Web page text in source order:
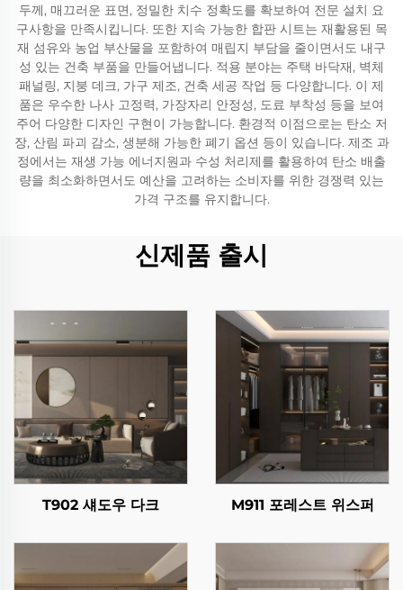
두께, 매끄러운 표면, 정밀한 치수 정확도를 확보하여 전문 설치 요
구사항을 만족시킵니다. 또한 지속 가능한 합판 시트는 재활용된 목
재 섬유와 농업 부산물을 포함하여 매립지 부담을 줄이면서도 내구
성 있는 건축 부품을 만들어냅니다. 적용 분야는 주택 바닥재, 벽체
패널링, 지붕 데크, 가구 제조, 건축 세공 작업 등 다양합니다. 이 제
품은 우수한 나사 고정력, 가장자리 안정성, 도료 부착성 등을 보여
주어 다양한 디자인 구현이 가능합니다. 환경적 이점으로는 탄소 저
장, 산림 파괴 감소, 생분해 가능한 폐기 옵션 등이 있습니다. 제조 과
정에서는 재생 가능 에너지원과 수성 처리제를 활용하여 탄소 배출
량을 최소화하면서도 예산을 고려하는 소비자를 위한 경쟁력 있는
가격 구조를 유지합니다.
신제품 출시
T902 섀도우 다크 M911 포레스트 위스퍼